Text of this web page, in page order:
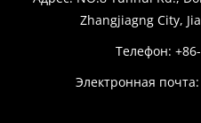
Zhangjiagng City,
Телефон:
Электронная почта: